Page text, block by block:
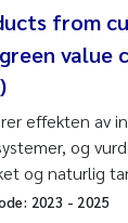
from
value
effekten av
og
og naturlig
2023 - 2025